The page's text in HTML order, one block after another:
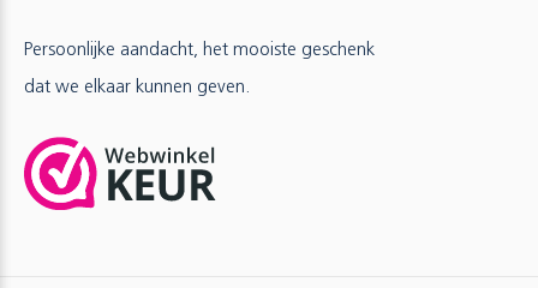
Persoonlijke aandacht, het mooiste geschenk
dat we elkaar kunnen geven.